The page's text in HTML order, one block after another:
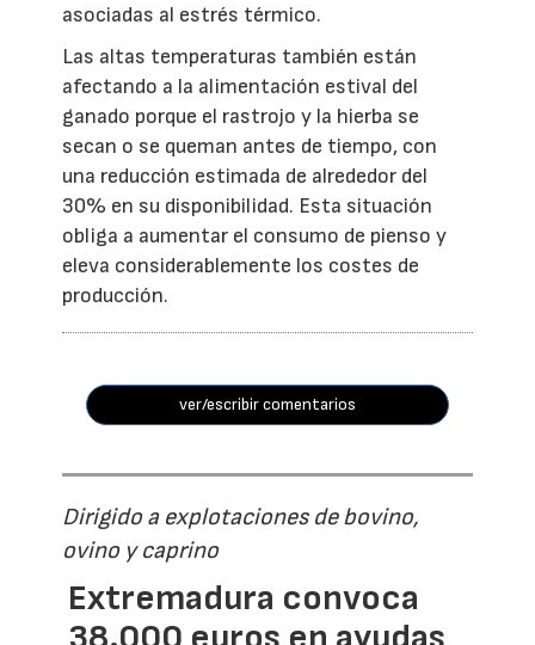
asociadas al estrés térmico.
Las altas temperaturas también están
afectando a la alimentación estival del
ganado porque el rastrojo y la hierba se
secan o se queman antes de tiempo, con
una reducción estimada de alrededor del
30% en su disponibilidad. Esta situación
obliga a aumentar el consumo de pienso y
eleva considerablemente los costes de
producción.
ver/escribir comentarios
Dirigido a explotaciones de bovino,
ovino y caprino
Extremadura convoca